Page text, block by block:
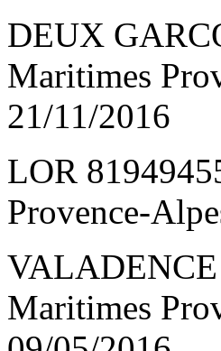
DEUX
Maritimes
21/11/2016
LOR
Provence-
VALADENCE
Maritimes